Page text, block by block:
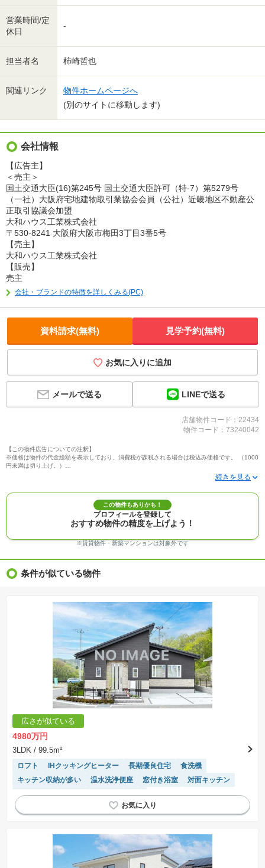
営業時間/定
休日
-
担当者名 柿崎哲也
関連リンク
物件ホームページへ
(別のサイトに移動します)
会社情報
【広告主】
＜売主＞
国土交通大臣(16)第245号 国土交通大臣許可（特-7）第5279号
（一社）大阪府宅地建物取引業協会会員（公社）近畿地区不動産公
正取引協議会加盟
大和ハウス工業株式会社
〒530-8241 大阪府大阪市梅田3丁目3番5号
【売主】
大和ハウス工業株式会社
【販売】
売主
会社・ブランドの特徴を詳しくみる(PC)
資料請求(無料) 見学予約(無料)
お気に入りに追加
メールで送る LINEで送る
店舗物件コード：22434
物件コード：73240042
【この物件広告についての注釈】
※価格は物件の代金総額を表示しており、消費税が課税される場合は税込み価格です。 （1000
円未満は切り上げ。）
※写真に写っている、またはパース（絵）や間取り図に描かれている家具や車などは、特にコ
※建築条件付き土地価格には、建物価格は含まれません。
※物件情報は、原則として情報提供日の２日前に最終確認した情報です。
※完成予想図はいずれも外構、植栽、外観等実際のものとは多少異なることがあります。
※モデルルーム・モデルハウス・展示場・ショールームの画像の場合、今回販売の物件と異な
※ＣＧ合成の画像の場合、実際とは多少異なる場合があります。
※物件特徴：販売戸数が複数の物件は、全ての住戸に該当しない項目もあります。
※価格更新：物件価格が変更された日から１週間表示されます。
※建築条件土地の情報内に掲載されている、建物プラン例は、土地購入者の設計プランの参考
の一例であって、プランの採用可否は任意です。
※土地（建築条件なし）で「建物プラン例」が表記してある時、そのプラン例は特定の建築請
負会社によるもので、当該建築請負会社以外で建てた場合、同様のものが同価格で建てられる
とは限りません。また建築請負会社を特定するものではありません。
※建築条件付き土地とは、その土地に建築する建物の建築請負契約が、一定期間内に成立する
ことを条件として売買される土地のことをいいます。建築請負契約成立に向けて設計プランを
協議するため、土地購入者が自己の希望する建物の設計協議をするために必要な相当の期間の
交渉期間が設定され、その期間内で希望を満たすプランが実現できたかどうかにより結論を出
します。なお、この期間は概ね3ヶ月程度とされています。納得のいくプランが出来ず、建築請
負契約が成立しない場合、土地売買契約は白紙に戻り、土地契約にかかった代金（土地代金、
手付金など）は名目のいかんに関わらず、全て返却されます。
※課税対象物件の「価格」や「費用等」は消費税込みの「総額表示」で統一しています。
※「本体価格」とは、課税対象物件においては「消費税を除いた建物価格」と「土地価格」の
合計額を指します。
表示されておりません。
※取引にかかる費用：物件の契約手続き、決済、引き渡し時にかかる費用を表示しています。
いたします。
場合があります。
この物件もありかも！
プロフィールを登録して
おすすめ物件の精度を上げよう！
※賃貸物件・新築マンションは対象外です
条件が似ている物件
広さが似ている
4980万円
3LDK / 99.5m²
ロフト IHクッキングヒーター 長期優良住宅
食洗機
キッチン収納が多い
温水洗浄便座 窓付き浴室
対面キッチン
陽当り良好
システムキッチン WIC